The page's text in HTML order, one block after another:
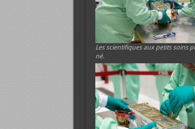
Les scientifiques aux petits soins
né.